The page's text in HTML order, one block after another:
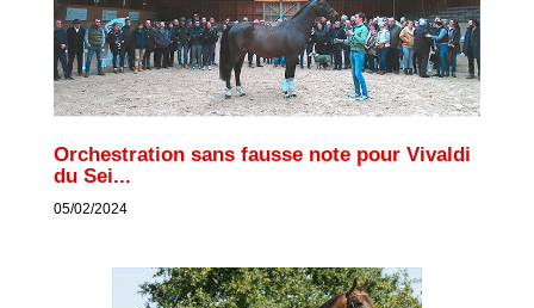
Orchestration sans fausse note pour Vivaldi
du Sei...
05/02/2024